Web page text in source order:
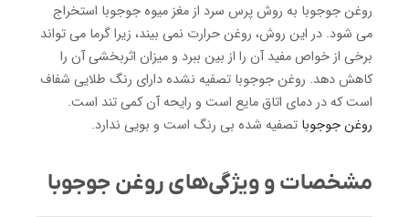
روغن جوجوبا به روش پرس سرد از مغز میوه جوجوبا استخراج
می شود. در این روش، روغن حرارت نمی بیند، زیرا گرما می تواند
برخی از خواص مفید آن را از بین ببرد و میزان اثربخشی آن را
کاهش دهد. روغن جوجوبا تصفیه نشده دارای رنگ طلایی شفاف
است که در دمای اتاق مایع است و رایحه آن کمی تند است.
روغن جوجوبا تصفیه شده بی رنگ است و بویی ندارد.
مشخصات و ویژگی‌های روغن جوجوبا